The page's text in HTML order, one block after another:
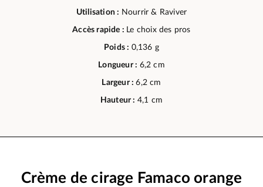
Utilisation : Nourrir & Raviver
Accès rapide : Le choix des pros
Poids : 0,136 g
Longueur : 6,2 cm
Largeur :6,2 cm
Hauteur : 4,1 cm
Crème de cirage Famaco orange